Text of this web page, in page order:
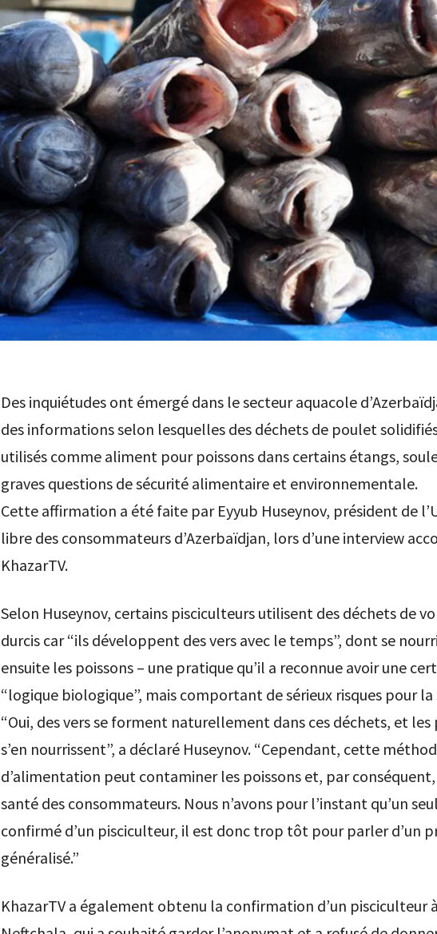
Des inquiétudes ont émergé dans le secteur aquacole
des informations selon lesquelles des déchets de poulet
utilisés comme aliment pour poissons dans certains étangs,
graves questions de sécurité alimentaire et environnementale.
Cette affirmation a été faite par Eyyub Huseynov, président de
libre des consommateurs d’Azerbaïdjan, lors d’une interview
KhazarTV.
Selon Huseynov, certains pisciculteurs utilisent des déchets de
durcis car “ils développent des vers avec le temps”, dont se
ensuite les poissons – une pratique qu’il a reconnue avoir une
“logique biologique”, mais comportant de sérieux risques pour la
“Oui, des vers se forment naturellement dans ces déchets, et les
s’en nourrissent”, a déclaré Huseynov. “Cependant, cette
d’alimentation peut contaminer les poissons et, par
santé des consommateurs. Nous n’avons pour l’instant qu’un
confirmé d’un pisciculteur, il est donc trop tôt pour parler d’un
généralisé.”
KhazarTV a également obtenu la confirmation d’un pisciculteur à